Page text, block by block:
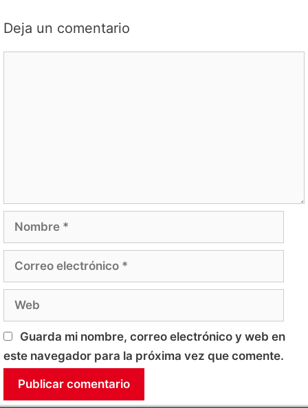
Deja un comentario
electrónico
Guarda mi nombre, correo electrónico y web en
este navegador para la próxima vez que comente.